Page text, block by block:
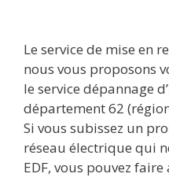
Le service de mise en
nous vous proposons
le service dépannage
département 62 (région
Si vous subissez un
réseau électrique qui
EDF, vous pouvez